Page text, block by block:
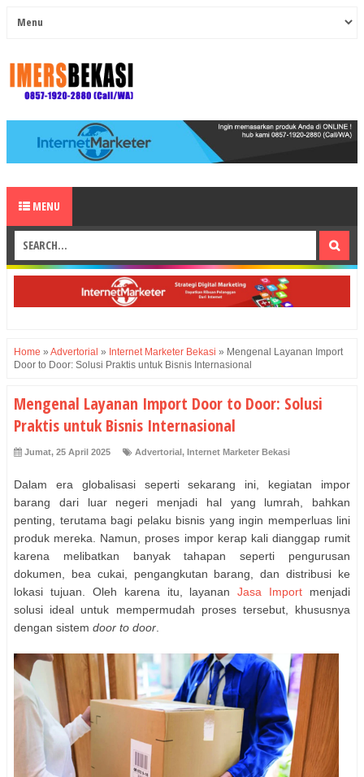
MENU
Home » Advertorial » Internet Marketer Bekasi » Mengenal Layanan Import
Door to Door: Solusi Praktis untuk Bisnis Internasional
Mengenal Layanan Import Door to Door: Solusi
Praktis untuk Bisnis Internasional
Jumat, 25 April 2025 Advertorial, Internet Marketer Bekasi
Dalam era globalisasi seperti sekarang ini, kegiatan impor
barang dari luar negeri menjadi hal yang lumrah, bahkan
penting, terutama bagi pelaku bisnis yang ingin memperluas lini
produk mereka. Namun, proses impor kerap kali dianggap rumit
karena melibatkan banyak tahapan seperti pengurusan
dokumen, bea cukai, pengangkutan barang, dan distribusi ke
lokasi tujuan. Oleh karena itu, layananJasa Import menjadi
solusi ideal untuk mempermudah proses tersebut, khususnya
dengan sistem door to door